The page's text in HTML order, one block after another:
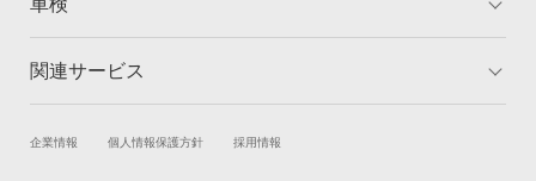
車検
トップ
車検の基礎知識 キャンペーン一覧
関連サービス
試乗・商談 新車購入
企業情報 個人情報保護方針 採用情報